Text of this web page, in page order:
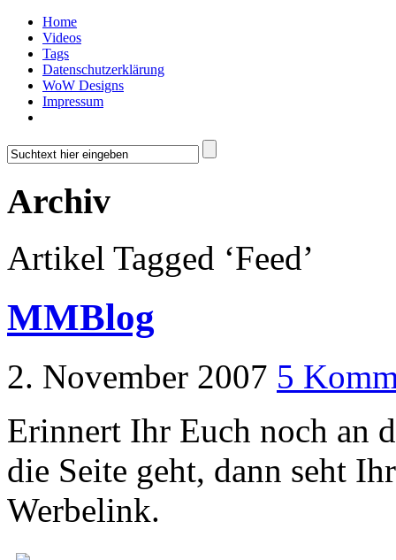
Home
Videos
Tags
Datenschutzerklärung
WoW Designs
Impressum
Archiv
Artikel Tagged ‘Feed’
MMBlog
2. November 2007 5
Erinnert Ihr Euch noch an
die Seite geht, dann seht
Werbelink.